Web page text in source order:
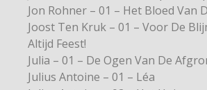
Jon Rohner – 01 – Het Bloed Van
Joost Ten Kruk – 01 – Voor De
Altijd Feest!
Julia – 01 – De Ogen Van De
Julius Antoine – 01 – Léa